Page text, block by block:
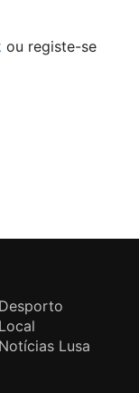
ou registe-se
Desporto
Local
Notícias Lusa